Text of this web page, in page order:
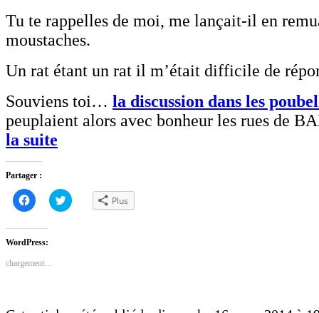
Tu te rappelles de moi, me lançait-il en
moustaches.
Un rat étant un rat il m’était difficile de
Souviens toi… la discussion dans les
peuplaient alors avec bonheur les rues de
la suite
Partager :
Cliquez
pour
partager
Facebook(ouvre
dans
une
fenêtre)
Cliquez
pour Plus
WordPress:
chargement…